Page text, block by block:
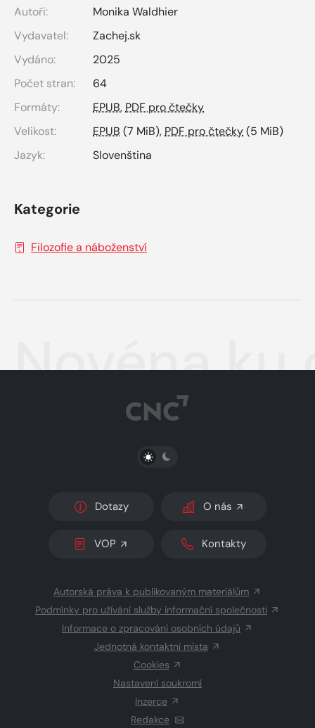
Autoři:
Monika Waldhier
Vydavatel:
Zachej.sk
Vydáno:
2025
Počet stran:
64
Formáty:
EPUB, PDF pro čtečky
Velikost:
EPUB (7 MiB), PDF pro čtečky(5 MiB)
Jazyk:
Slovenština
Kategorie
Filozofie a náboženství
Novéna
PŘEPNOUT SVĚTLÝ/TMAVÝ REŽIM
Dotazy O nás
VOP Kontakty
Autorská práva k publikovaným materiálům
Podmínky pro užívání služby informační společnosti
Informace o zpracování osobních údajů
Jednotná kontaktní místa
Cookies
Nastavení soukromí
Inzerce
Redakce